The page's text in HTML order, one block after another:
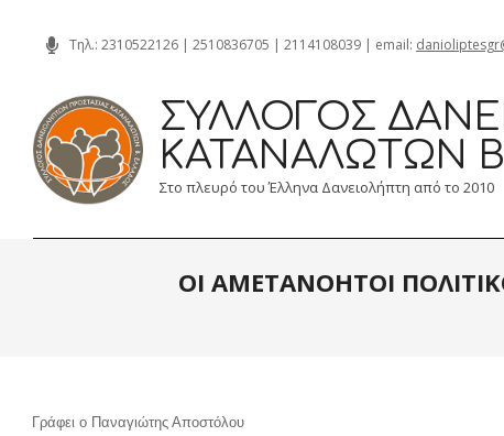
content
Τηλ.: 2310522126 | 2510836705 | 2114108039 | email:
ΣΎΛΛΟΓΟΣ
ΚΑΤΑΝΑΛΩΤΏΝ
Στο πλευρό του Έλληνα Δανειολήπτη από το 2010
ΟΙ ΑΜΕΤΑΝΟΗΤΟΙ
Γράφει ο Παναγιώτης Αποστόλου